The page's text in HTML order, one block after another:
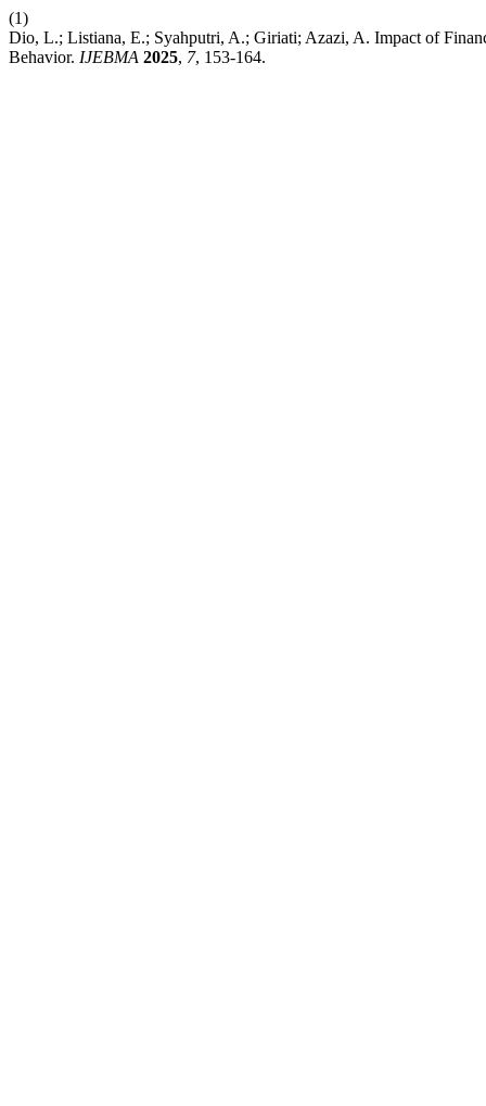
(1)
Dio, L.; Listiana, E.; Syahputri, A.; Giriati; Azazi, A. Impact of
Behavior. IJEBMA 2025, 7, 153-164.